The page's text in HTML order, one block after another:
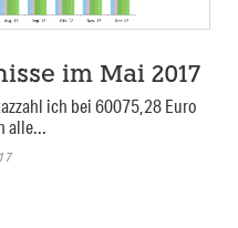
im Mai 2017
ich bei 60075,28 Euro
alle...